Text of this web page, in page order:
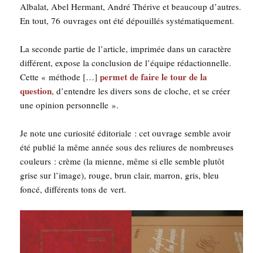
Alba­lat, Abel Her­mant, André Thé­rive et beau­coup d’autres.
En tout, 76 ouvrages ont été dépouillés systématiquement.
La seconde par­tie de l’ar­ticle, impri­mée dans un carac­tère
dif­fé­rent, expose la conclu­sion de l’é­quipe rédac­tion­nelle.
Cette « méthode […]per­met de faire le tour de la
ques­tion, d’entendre les divers sons de cloche, et se créer
une opi­nion personnelle ».
Je note une curio­si­té édi­to­riale : cet ouvrage semble avoir
été publié la même année sous des reliures de nom­breuses
cou­leurs : crème (la mienne, même si elle semble plu­tôt
grise sur l’i­mage), rouge, brun clair, mar­ron, gris, bleu
fon­cé, dif­fé­rents tons de vert.